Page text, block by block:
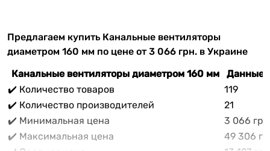
Предлагаем купить Канальные вентиляторы
диаметром 160 мм по цене от 3 066 грн. в Украине
Канальные вентиляторы диаметром 160 мм
Данные
✔️ Количество товаров
119
✔️ Количество производителей
21
✔️ Минимальная цена
3 066 грн
✔️ Максимальная цена
49 306